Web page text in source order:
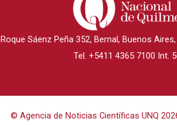
Roque Sáenz Peña 352, Bernal, Buenos
Tel. +5411 4365 7100 Int.
© Agencia de Noticias Científicas UNQ